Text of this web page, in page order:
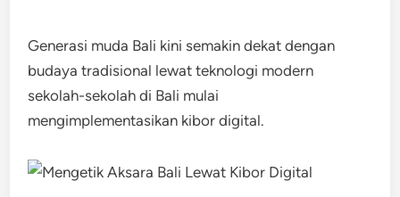
Generasi muda Bali kini semakin dekat dengan
budaya tradisional lewat teknologi modern
sekolah-sekolah di Bali mulai
mengimplementasikan kibor digital.